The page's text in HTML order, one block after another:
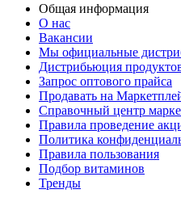
Общая информация
О нас
Вакансии
Мы официальные
Дистрибьюция
Запрос оптового прайса
Продавать на
Справочный центр
Правила проведение
Политика
Правила пользования
Подбор витаминов
Тренды